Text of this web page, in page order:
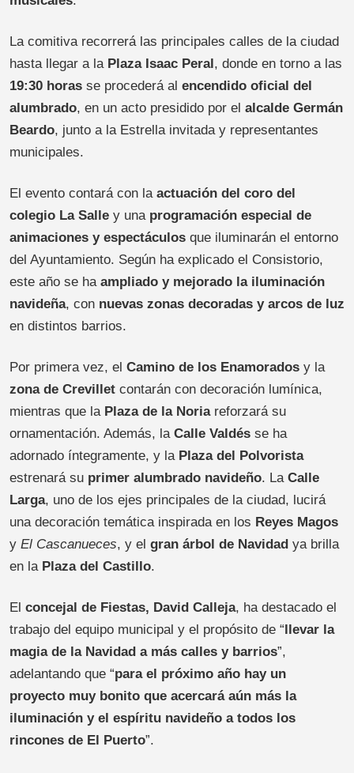
La comitiva recorrerá las principales calles de la ciudad
hasta llegar a la Plaza Isaac Peral, donde en torno a las
19:30 horas se procederá al encendido oficial del
alumbrado, en un acto presidido por el alcalde Germán
Beardo, junto a la Estrella invitada y representantes
municipales.
El evento contará con la actuación del coro del
colegio La Salle y una programación especial de
animaciones y espectáculos que iluminarán el entorno
del Ayuntamiento. Según ha explicado el Consistorio,
este año se ha ampliado y mejorado la iluminación
navideña, con nuevas zonas decoradas y arcos de luz
en distintos barrios.
Por primera vez, el Camino de los Enamorados y la
zona de Crevillet contarán con decoración lumínica,
mientras que la Plaza de la Noriareforzará su
ornamentación. Además, la Calle Valdés se ha
adornado íntegramente, y la Plaza del Polvorista
estrenará su primer alumbrado navideño. La Calle
Larga, uno de los ejes principales de la ciudad, lucirá
una decoración temática inspirada en los Reyes Magos
y El Cascanueces, y el gran árbol de Navidad ya brilla
en la Plaza del Castillo.
El concejal de Fiestas, David Calleja, ha destacado el
trabajo del equipo municipal y el propósito de “llevar la
magia de la Navidad a más calles y barrios”,
adelantando que “para el próximo año hay un
proyecto muy bonito que acercará aún más la
iluminación y el espíritu navideño a todos los
rincones de El Puerto”.